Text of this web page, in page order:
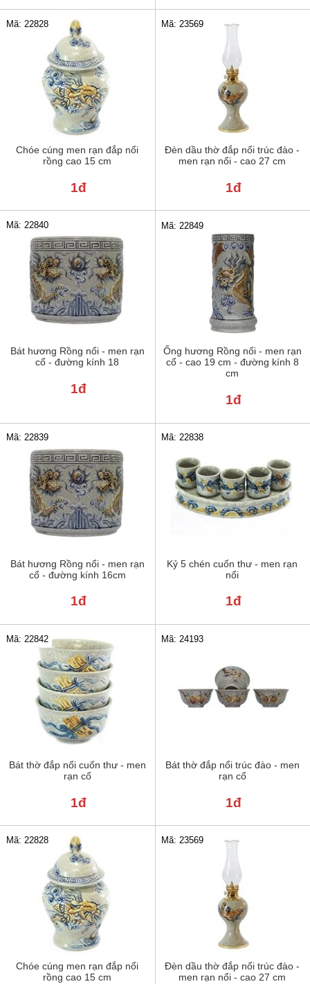
Chóe cúng men rạn đắp nổi
rồng cao 15 cm
Mã: 22828
1đ
Đèn dầu thờ đắp nổi trúc đào -
men rạn nổi - cao 27 cm
Mã: 23569
1đ
Bát hương Rồng nổi - men rạn
cổ - đường kính 18
Mã: 22840
1đ
Ống hương Rồng nổi - men rạn
cổ - cao 19 cm - đường kính 8
cm
Mã: 22849
1đ
Bát hương Rồng nổi - men rạn
cổ - đường kính 16cm
Mã: 22839
1đ
Kỷ 5 chén cuốn thư - men rạn
nổi
Mã: 22838
1đ
Bát thờ đắp nổi cuốn thư - men
rạn cổ
Mã: 22842
1đ
Bát thờ đắp nổi trúc đào - men
rạn cổ
Mã: 24193
1đ
Chóe cúng men rạn đắp nổi
rồng cao 15 cm
Mã: 22828
Đèn dầu thờ đắp nổi trúc đào -
men rạn nổi - cao 27 cm
Mã: 23569